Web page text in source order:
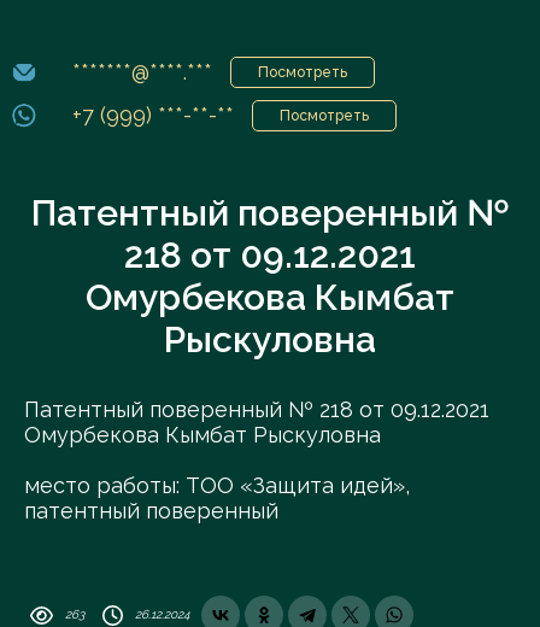
*******@****.*** Посмотреть
+7 (999) ***-**-** Посмотреть
Патентный поверенный №
218 от 09.12.2021
Омурбекова Кымбат
Рыскуловна
Патентный поверенный № 218 от 09.12.2021
Омурбекова Кымбат Рыскуловна
место работы: ТОО «Защита идей»,
патентный поверенный
263 26.12.2024